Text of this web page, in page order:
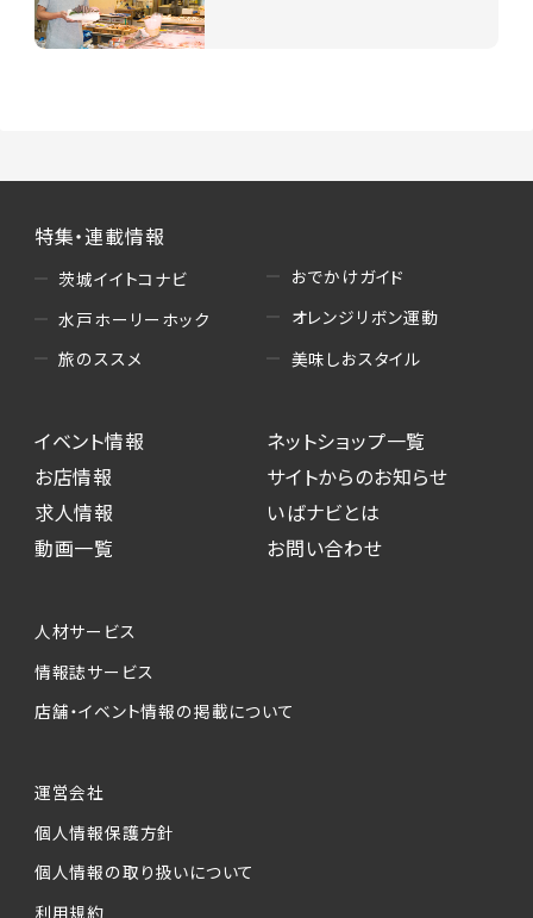
特集・連載情報
茨城イイトコナビ
水戸ホーリーホック
旅のススメ
おでかけガイド
オレンジリボン運動
美味しおスタイル
イベント情報
お店情報
求人情報
動画一覧
ネットショップ一覧
サイトからのお知らせ
いばナビとは
お問い合わせ
人材サービス
情報誌サービス
店舗・イベント情報の掲載について
運営会社
個人情報保護方針
個人情報の取り扱いについて
利用規約